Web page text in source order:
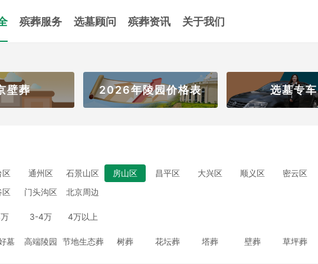
殡葬服务 选墓顾问 殡葬资讯 关于我们
壁葬 2026年陵园价格表 选墓专车
区 通州区 石景山区 房山区 昌平区 大兴区 顺义区
密云区
区 门头沟区 北京周边
3-4万 4万以上
墓 高端陵园 节地生态葬 树葬 花坛葬 塔葬 壁葬 草坪葬